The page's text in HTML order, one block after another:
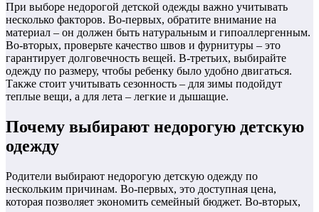
При выборе недорогой детской одежды важно учитывать
несколько факторов. Во-первых, обратите внимание на
материал – он должен быть натуральным и гипоаллергенным.
Во-вторых, проверьте качество швов и фурнитуры – это
гарантирует долговечность вещей. В-третьих, выбирайте
одежду по размеру, чтобы ребенку было удобно двигаться.
Также стоит учитывать сезонность – для зимы подойдут
теплые вещи, а для лета – легкие и дышащие.
Почему выбирают недорогую детскую
одежду
Родители выбирают недорогую детскую одежду по
нескольким причинам. Во-первых, это доступная цена,
которая позволяет экономить семейный бюджет. Во-вторых,